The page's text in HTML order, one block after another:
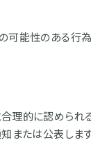
能性のある行為
理的に認められ
または公表します